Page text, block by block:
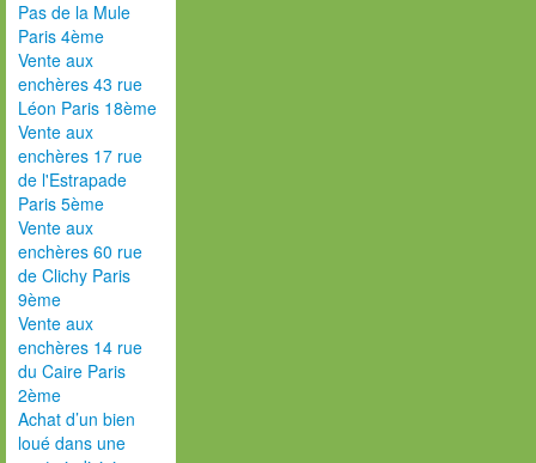
Pas de la Mule
Paris 4ème
Vente aux
enchères 43 rue
Léon Paris 18ème
Vente aux
enchères 17 rue
de l'Estrapade
Paris 5ème
Vente aux
enchères 60 rue
de Clichy Paris
9ème
Vente aux
enchères 14 rue
du Caire Paris
2ème
Achat d’un bien
loué dans une